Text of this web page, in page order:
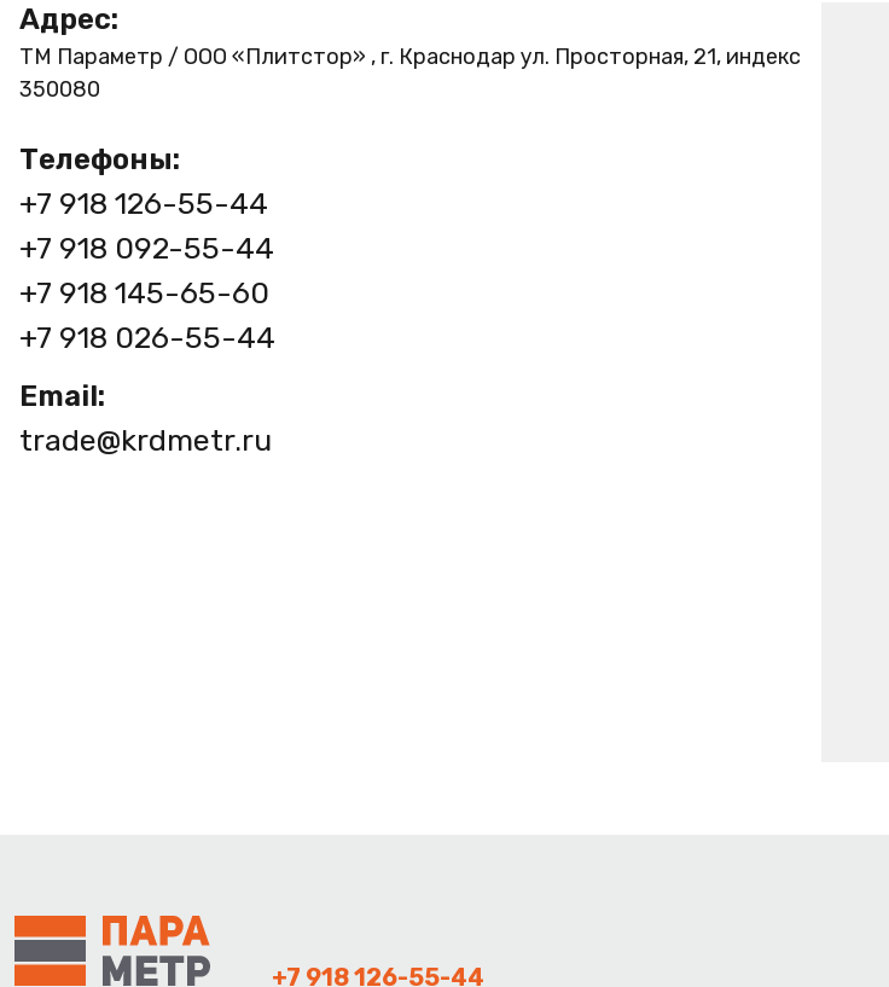
Адрес:
ТМ Параметр / ООО «Плитстор» , г. Краснодар ул. Просторная, 21, индекс
350080
Телефоны:
+7 918 126-55-44
+7 918 092-55-44
+7 918 145-65-60
+7 918 026-55-44
Email:
trade@krdmetr.ru
+7 918 126-55-44